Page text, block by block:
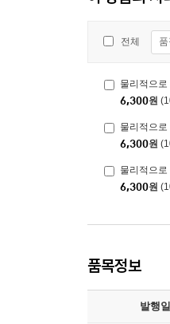
전체
물리적으
6,300원
물리적으
6,300원
물리적으
6,300원
품목정보
발행일